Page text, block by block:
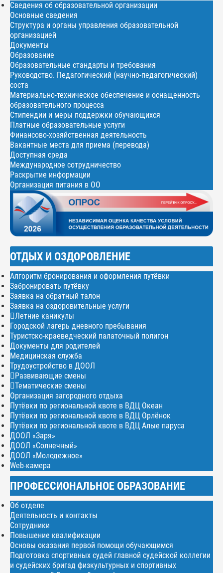
Сведения об образовательной организации
Основные сведения
Структура и органы управления образовательной
организацией
Документы
Образование
Образовательные стандарты и требования
Руководство. Педагогический (научно-педагогический)
соста
Материально-техническое обеспечение и оснащенность
образовательного процесса
Стипендии и меры поддержки обучающихся
Платные образовательные услуги
Финансово-хозяйственная деятельность
Вакантные места для приема (перевода)
Доступная среда
Международное сотрудничество
Раскрытие информации
Организация питания в ОО
ОТДЫХ И ОЗДОРОВЛЕНИЕ
Алгоритм бронирования и оформления путёвки
Забронировать путёвку
Заявка на обратный талон
Заявка на оздоровительные услуги
Летние каникулы
Городской лагерь дневного пребывания
Туристско-краеведческий палаточный полигон
Документы для родителей
Медицинская служба
Трудоустройство в ДООЛ
Развивающие смены
Тематические смены
Организация загородного отдыха
Путёвки по региональной квоте в ВДЦ Океан
Путёвки по региональной квоте в ВДЦ Орлёнок
Путёвки по региональной квоте в ВДЦ Алые паруса
ДООЛ «Заря»
ДООЛ «Солнечный»
ДООЛ «Молодежное»
Web-камера
ПРОФЕССИОНАЛЬНОЕ ОБРАЗОВАНИЕ
Об отделе
Деятельность и контакты
Сотрудники
Повышение квалификации
Основы оказания первой помощи обучающимся
Подготовка спортивных судей главной судейской коллегии
и судейских бригад физкультурных и спортивных